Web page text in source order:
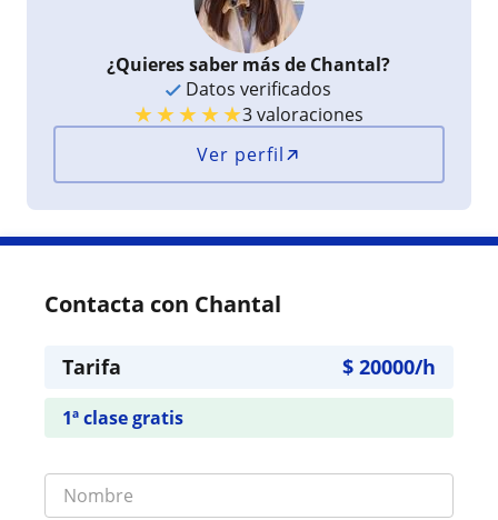
¿Quieres saber más de Chantal?
Datos verificados
★★★★★3 valoraciones
Ver perfil
Contacta con Chantal
Tarifa $ 20000/h
1ª clase gratis